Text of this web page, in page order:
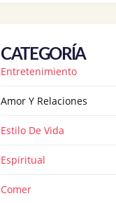
CATEGORÍA
Entretenimiento
Amor Y Relaciones
Estilo De Vida
Espiritual
Comer